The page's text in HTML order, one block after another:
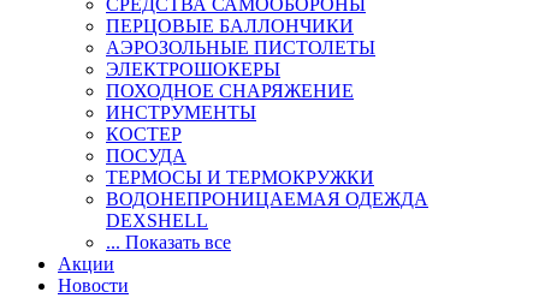
СРЕДСТВА САМООБОРОНЫ
ПЕРЦОВЫЕ БАЛЛОНЧИКИ
АЭРОЗОЛЬНЫЕ ПИСТОЛЕТЫ
ЭЛЕКТРОШОКЕРЫ
ПОХОДНОЕ СНАРЯЖЕНИЕ
ИНСТРУМЕНТЫ
КОСТЕР
ПОСУДА
ТЕРМОСЫ И ТЕРМОКРУЖКИ
ВОДОНЕПРОНИЦАЕМАЯ ОДЕЖДА
DEXSHELL
... Показать все
Акции
Новости